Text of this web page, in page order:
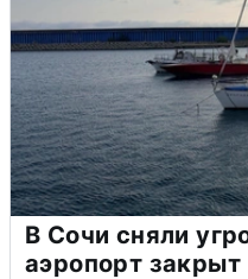
В Сочи сняли
аэропорт закрыт